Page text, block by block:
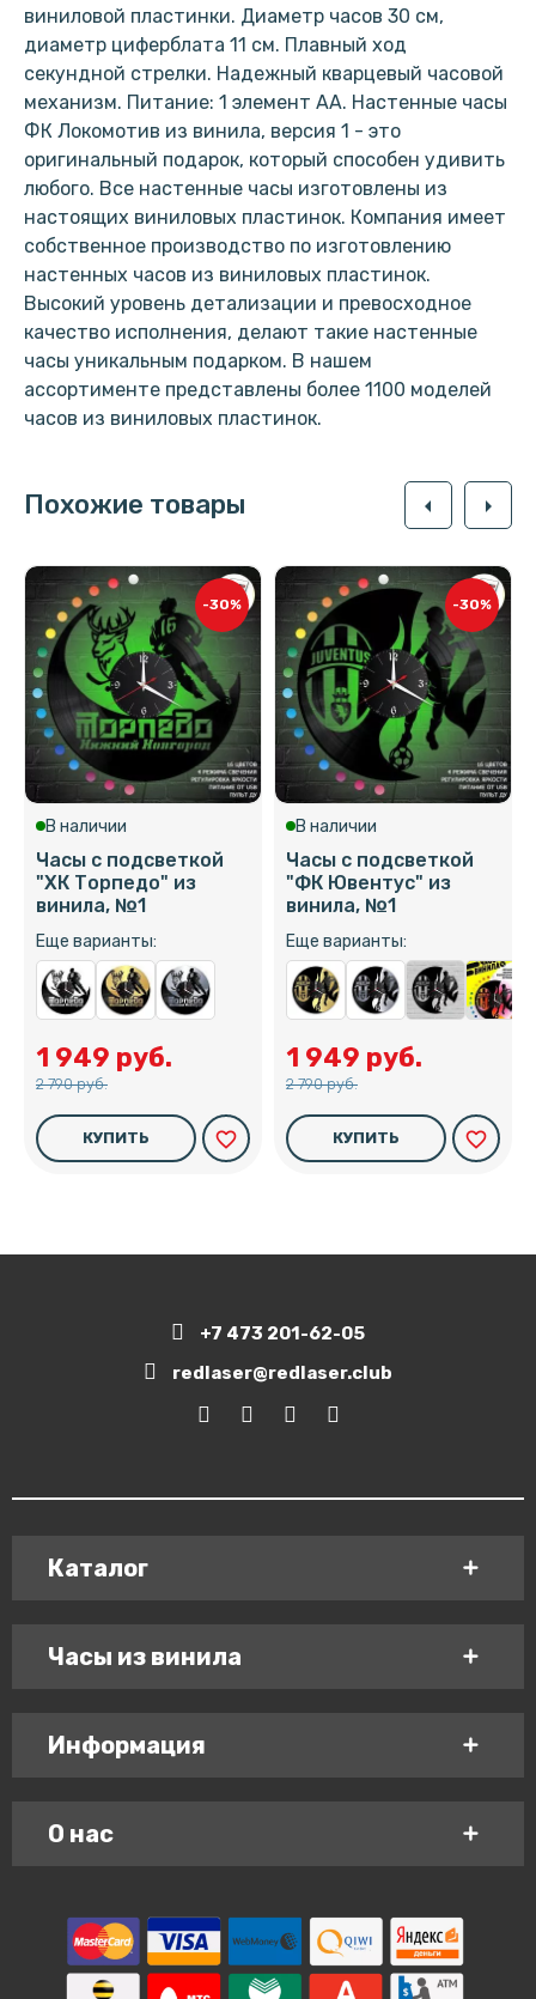
виниловой пластинки. Диаметр часов 30 см,
диаметр циферблата 11 см. Плавный ход
секундной стрелки. Надежный кварцевый часовой
механизм. Питание: 1 элемент АА. Настенные часы
ФК Локомотив из винила, версия 1 - это
оригинальный подарок, который способен удивить
любого. Все настенные часы изготовлены из
настоящих виниловых пластинок. Компания имеет
собственное производство по изготовлению
настенных часов из виниловых пластинок.
Высокий уровень детализации и превосходное
качество исполнения, делают такие настенные
часы уникальным подарком. В нашем
ассортименте представлены более 1100 моделей
часов из виниловых пластинок.
Похожие товары arrow_left arrow_right
-30%
В наличии
Часы с подсветкой
"ХК Торпедо" из
винила, №1
Еще варианты:
1 949 руб.
2 790 руб.
КУПИТЬ favorite_border
-30%
В наличии
Часы с подсветкой
"ФК Ювентус" из
винила, №1
Еще варианты:
1 949 руб.
2 790 руб.
КУПИТЬ favorite_border
+7 473 201-62-05
redlaser@redlaser.club
Каталог
Часы из винила
Информация
О нас